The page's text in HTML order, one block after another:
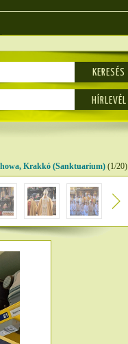
KERESÉS
Krakkó (Sanktuarium) (1/20)